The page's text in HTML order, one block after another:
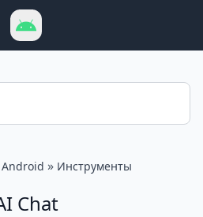
» Инструменты
Chat